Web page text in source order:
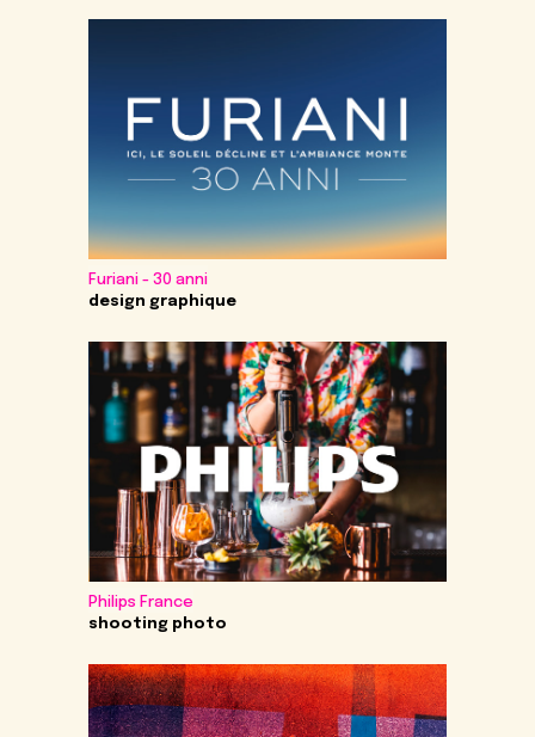
Furiani - 30 anni
design graphique
Philips France
shooting photo